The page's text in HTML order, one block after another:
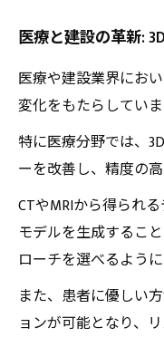
医療と建設の革新:
医療や建設業界にお
変化をもたらしていま
特に医療分野では、
ーを改善し、精度の
CTやMRIから得られ
モデルを生成するこ
ローチを選べるように
また、患者に優しい
ョンが可能となり、